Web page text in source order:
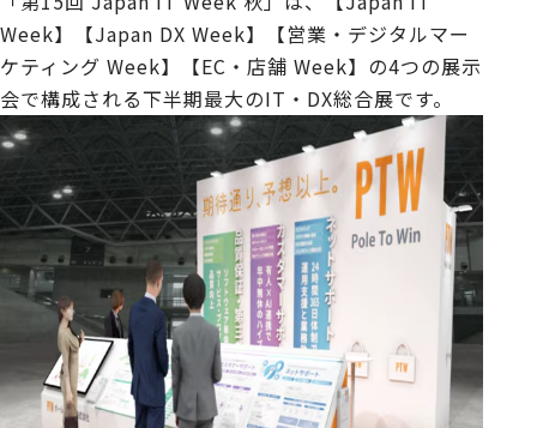
Week】【Japan DX Week】【営業・デジタルマー
ケティング Week】【EC・店舗 Week】の4つの展示
会で構成される下半期最大のIT・DX総合展です。